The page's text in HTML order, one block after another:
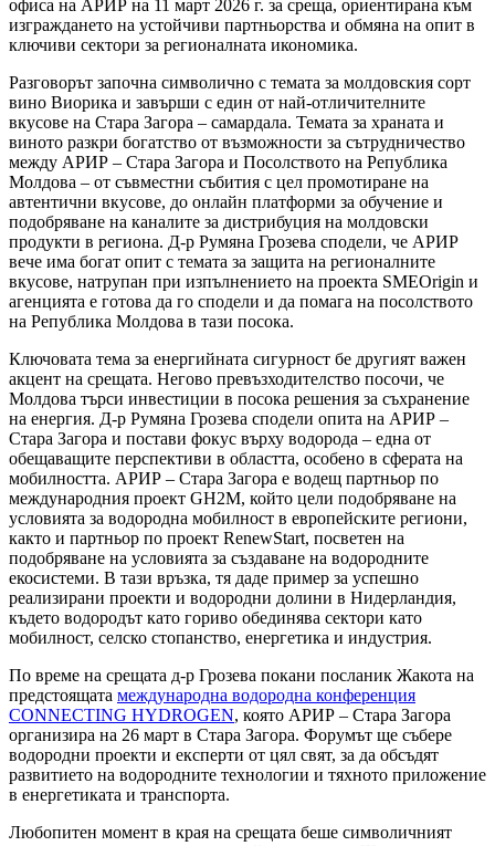
офиса на АРИР на 11 март 2026 г. за среща, ориентирана към
изграждането на устойчиви партньорства и обмяна на опит в
ключиви сектори за регионалната икономика.
Разговорът започна символично с темата за молдовския сорт
вино Виорика и завърши с един от най-отличителните
вкусове на Стара Загора – самардала. Темата за храната и
виното разкри богатство от възможности за сътрудничество
между АРИР – Стара Загора и Посолството на Република
Молдова – от съвместни събития с цел промотиране на
автентични вкусове, до онлайн платформи за обучение и
подобряване на каналите за дистрибуция на молдовски
продукти в региона. Д-р Румяна Грозева сподели, че АРИР
вече има богат опит с темата за защита на регионалните
вкусове, натрупан при изпълнението на проекта SMEOrigin и
агенцията е готова да го сподели и да помага на посолството
на Република Молдова в тази посока.
Ключовата тема за енергийната сигурност бе другият важен
акцент на срещата. Негово превъзходителство посочи, че
Молдова търси инвестиции в посока решения за съхранение
на енергия. Д-р Румяна Грозева сподели опита на АРИР –
Стара Загора и постави фокус върху водорода – една от
обещаващите перспективи в областта, особено в сферата на
мобилността. АРИР – Стара Загора е водещ партньор по
международния проект GH2M, който цели подобряване на
условията за водородна мобилност в европейските региони,
както и партньор по проект RenewStart, посветен на
подобряване на условията за създаване на водородните
екосистеми. В тази връзка, тя даде пример за успешно
реализирани проекти и водородни долини в Нидерландия,
където водородът като гориво обединява сектори като
мобилност, селско стопанство, енергетика и индустрия.
По време на срещата д-р Грозева покани посланик Жакота на
предстоящата международна водородна конференция
CONNECTING HYDROGEN, която АРИР – Стара Загора
организира на 26 март в Стара Загора. Форумът ще събере
водородни проекти и експерти от цял свят, за да обсъдят
развитието на водородните технологии и тяхното приложение
в енергетиката и транспорта.
Любопитен момент в края на срещата беше символичният